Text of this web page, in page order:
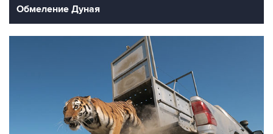
Обмеление Дуная